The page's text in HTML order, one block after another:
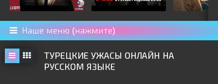
Наше меню (нажмите)
ТУРЕЦКИЕ УЖАСЫ ОНЛАЙН НА
РУССКОМ ЯЗЫКЕ